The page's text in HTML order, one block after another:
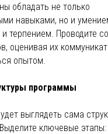
обладать не только
навыками, но и
терпением. Проводите
оценивая их
опытом.
программы
выглядеть сама
ключевые этапы: